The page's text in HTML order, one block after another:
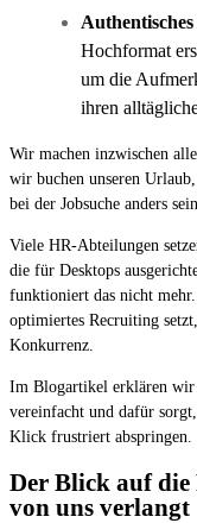
Hochformat
um die
ihren
Wir machen inzwischen
wir buchen unseren
bei der Jobsuche anders
Viele HR-Abteilungen
die für Desktops
funktioniert das nicht
optimiertes Recruiting
Konkurrenz.
Im Blogartikel erklären wir
vereinfacht und dafür
Klick frustriert abspringen.
Der Blick auf
von uns verlangt